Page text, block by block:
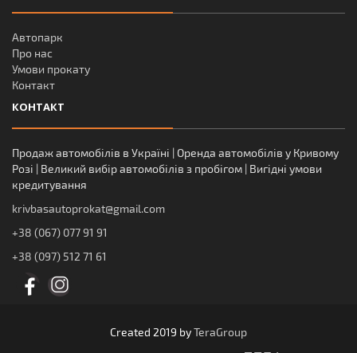
Автопарк
Про нас
Умови прокату
Контакт
КОНТАКТ
Продаж автомобілів в Україні | Оренда автомобілів у Кривому
Розі | Великий вибір автомобілів з пробігом | Вигідні умови
кредитування
krivbasautoprokat@gmail.com
+38 (067) 077 91 91
+38 (097) 512 71 61
Created 2019 byTeraGroup